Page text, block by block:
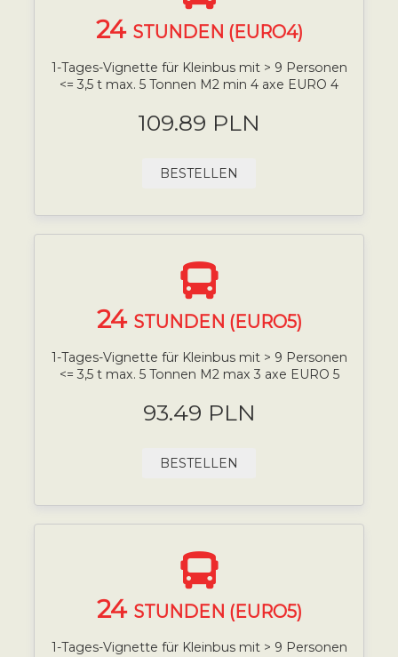
24 STUNDEN (EURO4)
1-Tages-Vignette für Kleinbus mit > 9 Personen
<= 3,5 t max. 5 Tonnen M2 min 4 axe EURO 4
109.89 PLN
BESTELLEN
24 STUNDEN (EURO5)
1-Tages-Vignette für Kleinbus mit > 9 Personen
<= 3,5 t max. 5 Tonnen M2 max 3 axe EURO 5
93.49 PLN
BESTELLEN
24 STUNDEN (EURO5)
1-Tages-Vignette für Kleinbus mit > 9 Personen